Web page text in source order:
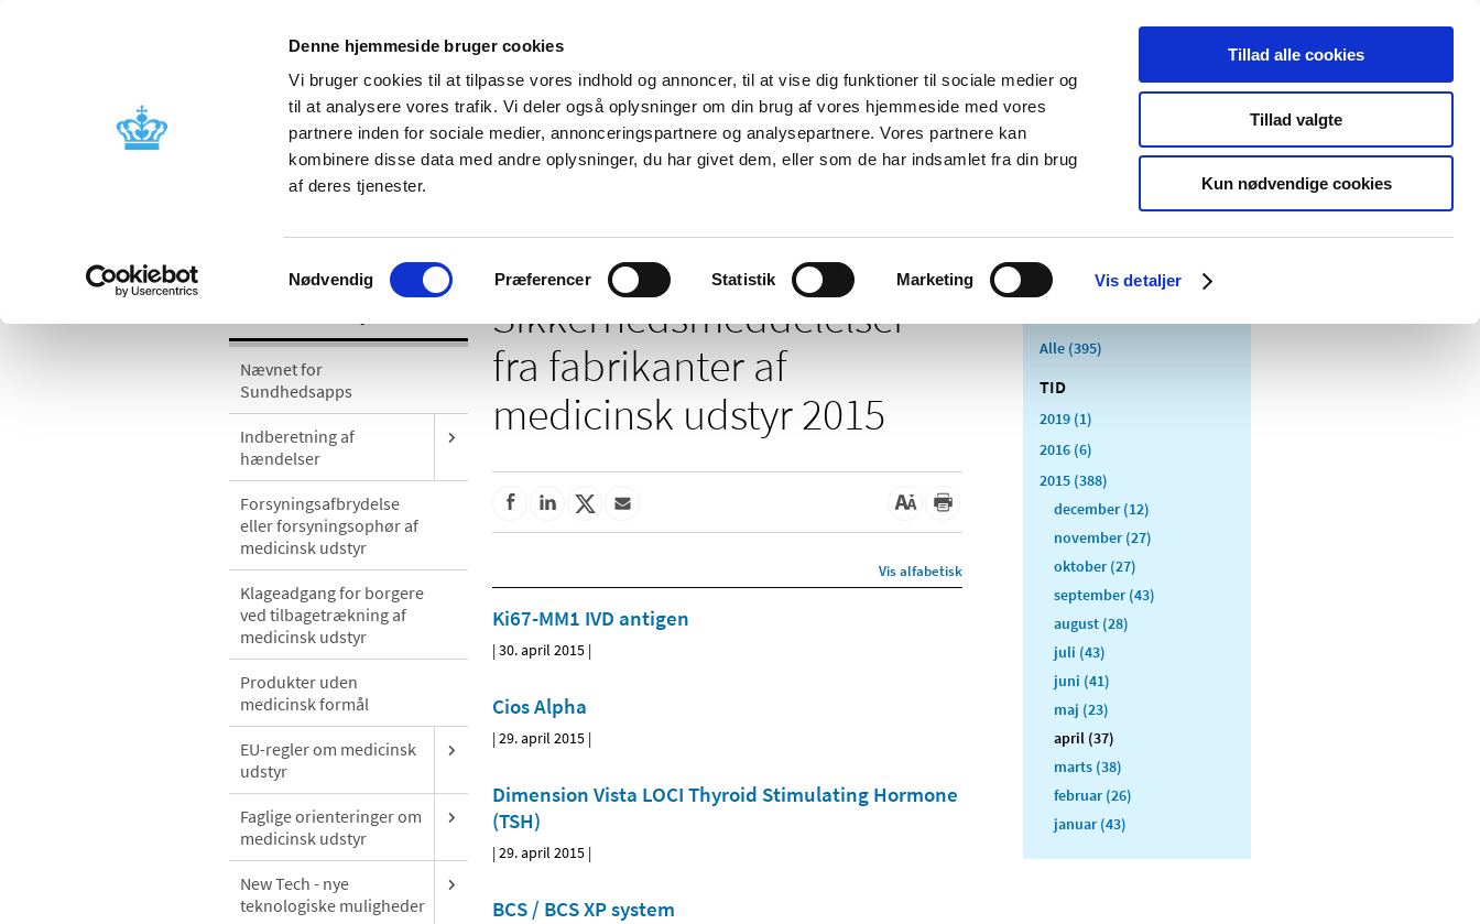
Denne hjemmeside bruger cookies
Vi bruger cookies til at tilpasse vores indhold og annoncer, til at vise dig funktioner til sociale medier og
til at analysere vores trafik. Vi deler også oplysninger om din brug af vores hjemmeside med vores
partnere inden for sociale medier, annonceringspartnere og analysepartnere. Vores partnere kan
kombinere disse data med andre oplysninger, du har givet dem, eller som de har indsamlet fra din brug
af deres tjenester.
Samtykkevalg
Nødvendig Præferencer Statistik Marketing Vis detaljer
Tillad alle cookies
Tillad valgte
Kun nødvendige cookies
Nyheder Om os Kontakt Udgivelser
Godkendelse og
Bivirkninger og
produktinformation
Tilskud og
Apoteker og salg af
Medicinsk
Særlige
produktområder
Nævnet for
Sundhedsapps
Indberetning af
hændelser
Forsyningsafbrydelse
eller forsyningsophør af
medicinsk udstyr
Klageadgang for borgere
ved tilbagetrækning af
medicinsk udstyr
Produkter uden
medicinsk formål
EU-regler om medicinsk
udstyr
Faglige orienteringer om
medicinsk udstyr
New Tech - nye
teknologiske muligheder
Sikkerheds­meddelelser
fra fabrikanter af
medicinsk udstyr 2015
Vis alfabetisk
Ki67-MM1 IVD antigen
|30. april 2015 |
Cios Alpha
|29. april 2015 |
Dimension Vista LOCI Thyroid Stimulating Hormone
(TSH)
|29. april 2015 |
BCS / BCS XP system
Alle (395)
TID
2019 (1)
2016 (6)
2015 (388)
december (12)
november (27)
oktober (27)
september (43)
august (28)
juli (43)
juni (41)
maj (23)
april (37)
marts (38)
februar (26)
januar (43)